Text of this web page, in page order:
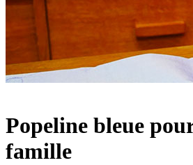
Popeline bleue
famille